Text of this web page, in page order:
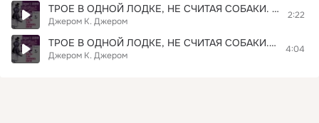
ТРОЕ В ОДНОЙ ЛОДКЕ, НЕ СЧИТАЯ СОБАКИ. Глава 07. Фрагмент 04
Джером К. Джером
2:22
ТРОЕ В ОДНОЙ ЛОДКЕ, НЕ СЧИТАЯ СОБАКИ. Глава 06. Фрагмент 07
Джером К. Джером
4:04